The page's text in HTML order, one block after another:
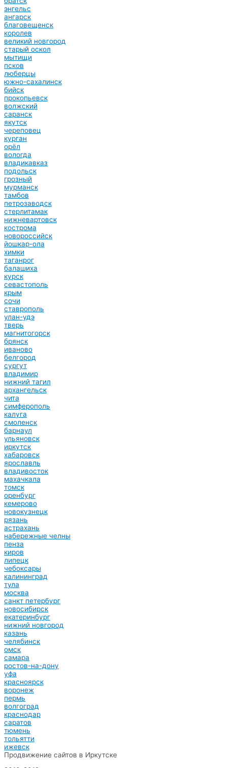
энгельс
ангарск
благовещенск
королев
великий новгород
старый оскол
мытищи
псков
люберцы
южно-сахалинск
бийск
прокопьевск
волжский
саранск
якутск
череповец
курган
орёл
вологда
владикавказ
подольск
грозный
мурманск
тамбов
петрозаводск
стерлитамак
нижневартовск
кострома
новороссийск
йошкар-ола
химки
таганрог
балашиха
курск
севастополь
крым
сочи
ставрополь
улан-удэ
тверь
магнитогорск
брянск
иваново
белгород
сургут
владимир
нижний тагил
архангельск
чита
симферополь
калуга
смоленск
барнаул
ульяновск
иркутск
хабаровск
ярославль
владивосток
махачкала
томск
оренбург
кемерово
новокузнецк
рязань
астрахань
набережные челны
пенза
киров
липецк
чебоксары
калининград
тула
москва
санкт петербург
новосибирск
екатеринбург
нижний новгород
казань
челябинск
омск
самара
ростов-на-дону
уфа
красноярск
воронеж
пермь
волгоград
краснодар
саратов
тюмень
тольятти
ижевск
Продвижение сайтов в Иркутске